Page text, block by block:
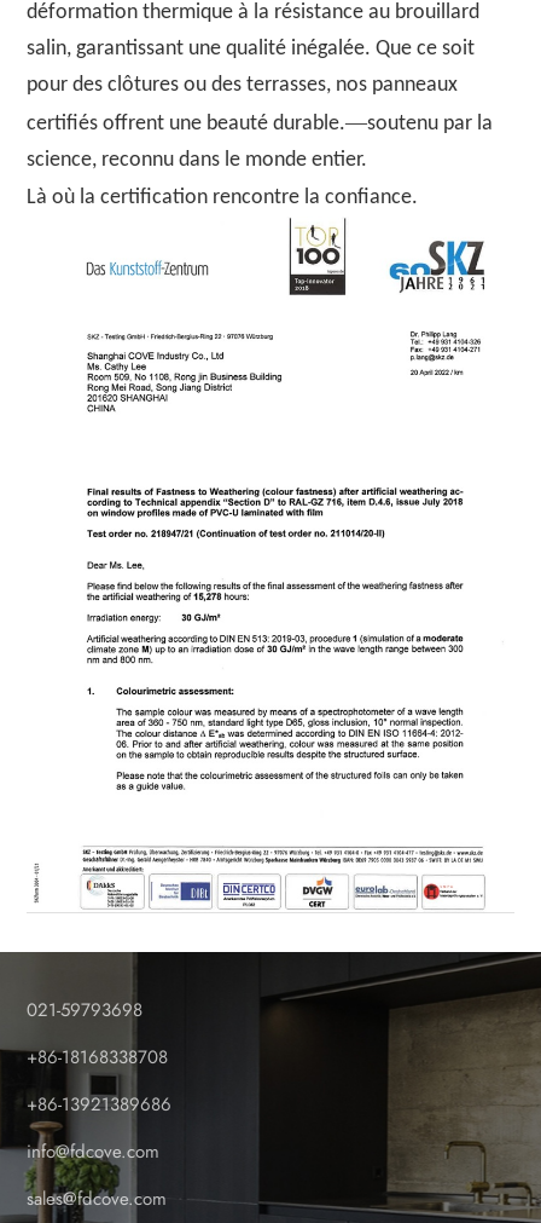
déformation thermique à la résistance au brouillard
salin, garantissant une qualité inégalée. Que ce soit
pour des clôtures ou des terrasses, nos panneaux
certifiés offrent une beauté durable.—soutenu par la
science, reconnu dans le monde entier.
Là où la certification rencontre la confiance.
021-59793698
+86-18168338708
+86-13921389686
info@fdcove.com
sales@fdcove.com